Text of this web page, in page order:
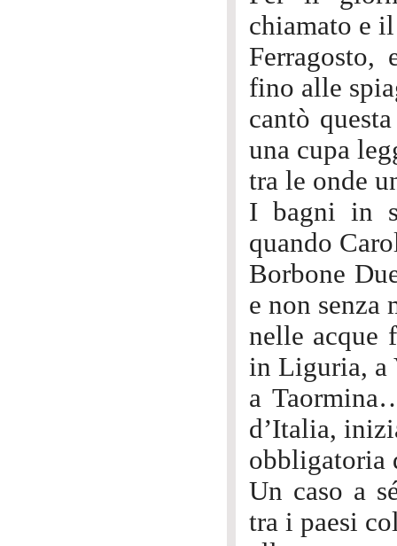
chiamato e
Ferragosto,
fino alle
cantò
una cupa
tra le onde
I bagni in
quando
Borbone
e non senza
nelle acque
in Liguria, a
a
d’Italia,
obbligatoria
Un caso a
tra i paesi